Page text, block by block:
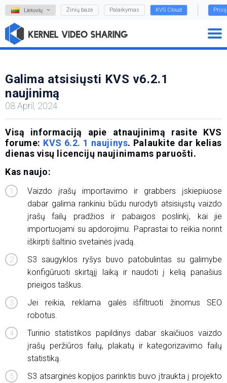
Lietuvių Žinių bazė Palaikymas KVS Cloud
Galima atsisiųsti KVS v6.2.1
naujinimą
08 April, 2024
Visą informaciją apie atnaujinimą rasite KVS
forume: KVS 6.2. 1 naujinys. Palaukite dar kelias
dienas visų licencijų naujinimams paruošti.
Kas naujo:
Vaizdo įrašų importavimo ir grabbers įskiepiuose
dabar galima rankiniu būdu nurodyti atsisiųstų vaizdo
įrašų failų pradžios ir pabaigos poslinkį, kai jie
importuojami su apdorojimu. Paprastai to reikia norint
iškirpti šaltinio svetainės įvadą.
S3 saugyklos ryšys buvo patobulintas su galimybe
konfigūruoti skirtąjį laiką ir naudoti į kelią panašius
prieigos taškus.
Jei reikia, reklama galės išfiltruoti žinomus SEO
robotus.
Turinio statistikos papildinys dabar skaičiuos vaizdo
įrašų peržiūros failų, plakatų ir kategorizavimo failų
statistiką.
S3 atsarginės kopijos parinktis buvo įtraukta į projekto